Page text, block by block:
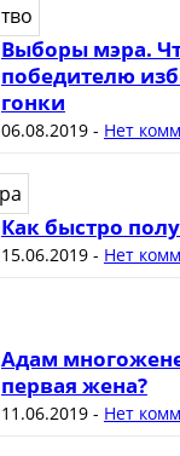
Выборы мэра.
победителю
гонки
06.08.2019- Нет
Как быстро
15.06.2019- Нет
Адам
первая жена?
11.06.2019- Нет